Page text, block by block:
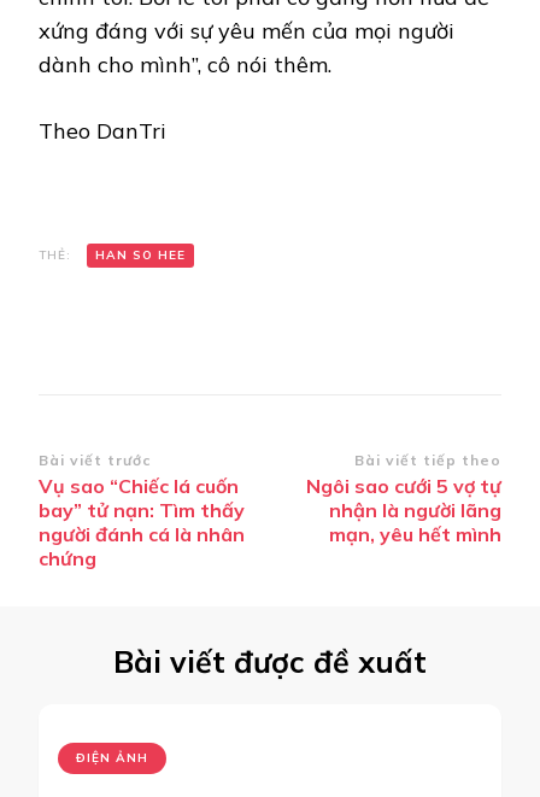
xứng đáng với sự yêu mến của mọi người
dành cho mình”, cô nói thêm.
Theo DanTri
THẺ: HAN SO HEE
Điều
hướng
bài
viết
Bài viết trước
Vụ sao “Chiếc lá cuốn
bay” tử nạn: Tìm thấy
người đánh cá là nhân
chứng
Bài viết tiếp theo
Ngôi sao cưới 5 vợ tự
nhận là người lãng
mạn, yêu hết mình
Bài viết được đề xuất
ĐIỆN ẢNH